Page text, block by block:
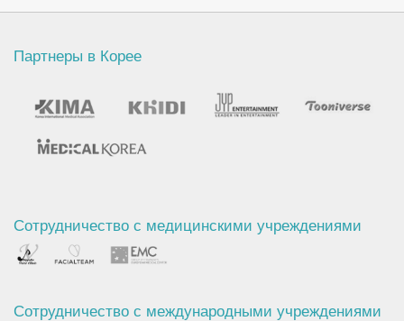
Партнеры в Корее
Сотрудничество с медицинскими учреждениями
Сотрудничество с международными учреждениями